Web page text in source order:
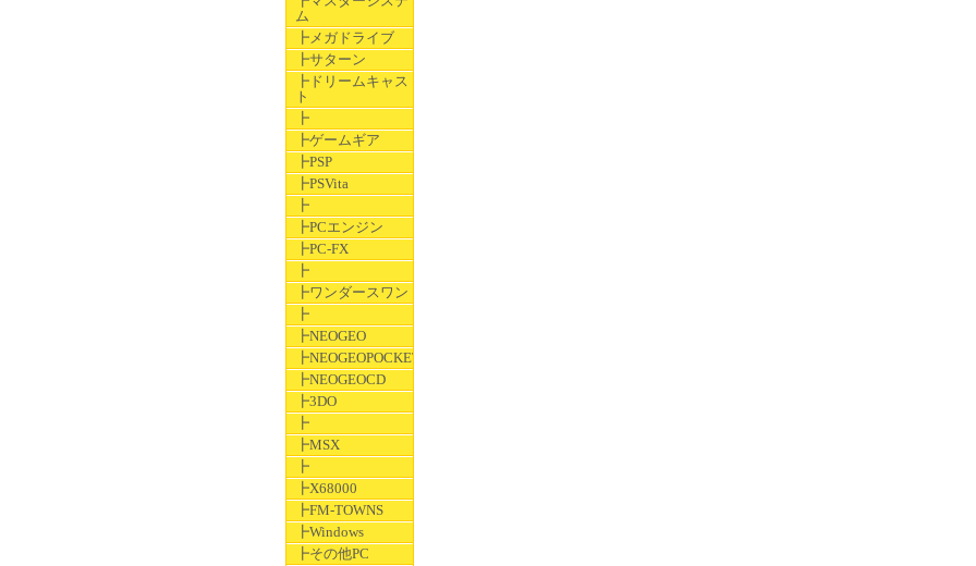
ム
┣メガドライブ
┣サターン
┣ドリームキャス
ト
┣
┣ゲームギア
┣PSP
┣PSVita
┣
┣PCエンジン
┣PC-FX
┣
┣ワンダースワン
┣
┣NEOGEO
┣NEOGEOPOCKET
┣NEOGEOCD
┣3DO
┣
┣MSX
┣
┣X68000
┣FM-TOWNS
┣Windows
┣その他PC